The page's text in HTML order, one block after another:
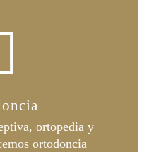
ortopedia y
ortodoncia